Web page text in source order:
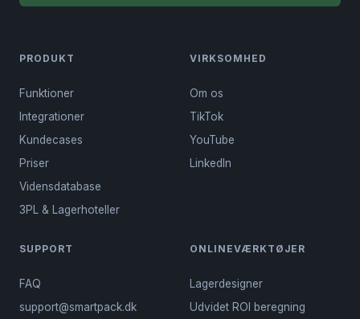
PRODUKT
Funktioner
Integrationer
Kundecases
Priser
Vidensdatabase
3PL & Lagerhoteller
VIRKSOMHED
Om os
TikTok
YouTube
LinkedIn
SUPPORT
FAQ
support@smartpack.dk
ONLINEVÆRKTØJER
Lagerdesigner
Udvidet ROI beregning